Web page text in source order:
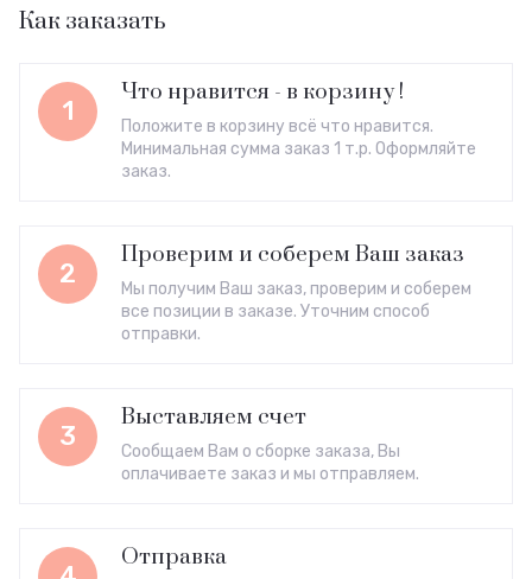
Как заказать
1
Что нравится - в корзину !
Положите в корзину всё что нравится.
Минимальная сумма заказ 1 т.р. Оформляйте
заказ.
2
Проверим и соберем Ваш заказ
Мы получим Ваш заказ, проверим и соберем
все позиции в заказе. Уточним способ
отправки.
3
Выставляем счет
Сообщаем Вам о сборке заказа, Вы
оплачиваете заказ и мы отправляем.
Отправка